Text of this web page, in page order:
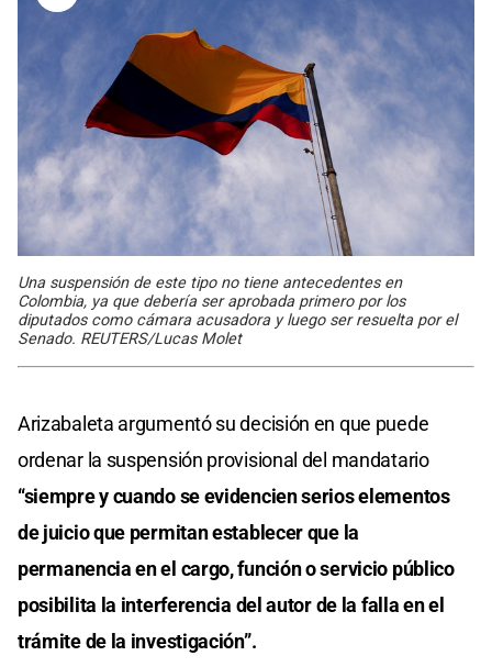
Una suspensión de este tipo no tiene antecedentes en
Colombia, ya que debería ser aprobada primero por los
diputados como cámara acusadora y luego ser resuelta por el
Senado. REUTERS/Lucas Molet
Arizabaleta argumentó su decisión en que puede
ordenar la suspensión provisional del mandatario
“siempre y cuando se evidencien serios elementos
de juicio que permitan establecer que la
permanencia en el cargo, función o servicio público
posibilita la interferencia del autor de la falla en el
trámite de la investigación”.